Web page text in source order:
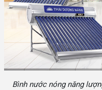
Bình nước nóng năng